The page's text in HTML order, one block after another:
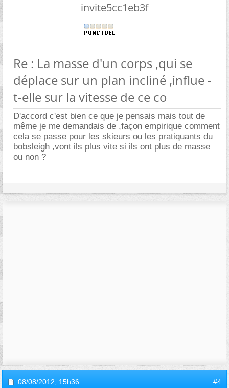
invite5cc1eb3f
Re : La masse d'un corps ,qui se
déplace sur un plan incliné ,influe -
t-elle sur la vitesse de ce co
D'accord c'est bien ce que je pensais mais tout de
même je me demandais de ,façon empirique comment
cela se passe pour les skieurs ou les pratiquants du
bobsleigh ,vont ils plus vite si ils ont plus de masse
ou non ?
08/08/2012, 15h36 #4